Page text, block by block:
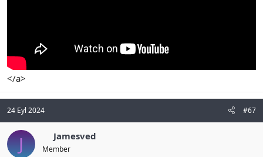
</a>
24 Eyl 2024 #67
J Jamesved
Member